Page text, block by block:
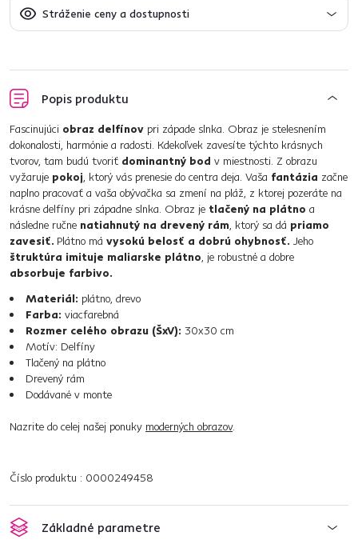
Stráženie ceny a dostupnosti
Popis produktu
Fascinujúci obraz delfínov pri západe slnka. Obraz je stelesnením
dokonalosti, harmónie a radosti. Kdekoľvek zavesíte týchto krásnych
tvorov, tam budú tvoriť dominantný bod v miestnosti. Z obrazu
vyžaruje pokoj, ktorý vás prenesie do centra deja. Vaša fantázia začne
naplno pracovať a vaša obývačka sa zmení na pláž, z ktorej pozeráte na
krásne delfíny pri západne slnka. Obraz je tlačený na plátno a
následne ručne natiahnutý na drevený rám, ktorý sa dá priamo
zavesiť. Plátno má vysokú belosť a dobrú ohybnosť. Jeho
štruktúra imituje maliarske plátno, je robustné a dobre
absorbuje farbivo.
Materiál: plátno, drevo
Farba: viacfarebná
Rozmer celého obrazu (ŠxV): 30x30 cm
Motív: Delfíny
Tlačený na plátno
Drevený rám
Dodávané v monte
Nazrite do celej našej ponuky moderných obrazov.
Číslo produktu : 0000249458
Základné parametre